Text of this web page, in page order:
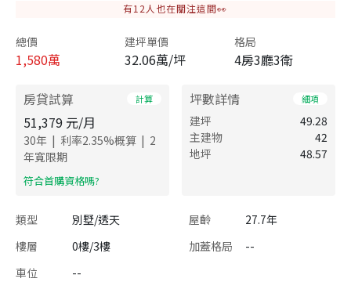
有12 人也在關注這間👀
總價
1,580萬
建坪單價
32.06萬/坪
格局
4房3廳3衛
房貸試算 計算
51,379 元/月
30年 | 利率2.35%概算 | 2
年寬限期
​符合首購資格嗎?
坪數詳情 細項
建坪
49.28
主建物
42
地坪
48.57
類型 別墅/透天 屋齡
27.7年
樓層
0樓/3樓 加蓋格局
--
車位
--